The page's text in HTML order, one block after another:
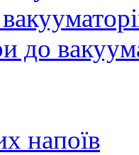
до
напоїв